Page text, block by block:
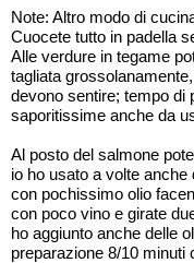
Note: Altro modo di
Cuocete tutto in padella
Alle verdure in tegame
tagliata
devono sentire; tempo di
saporitissime anche da
Al posto del salmone
io ho usato a volte
con pochissimo olio
con poco vino e girate
ho aggiunto anche delle
preparazione 8/10 minuti